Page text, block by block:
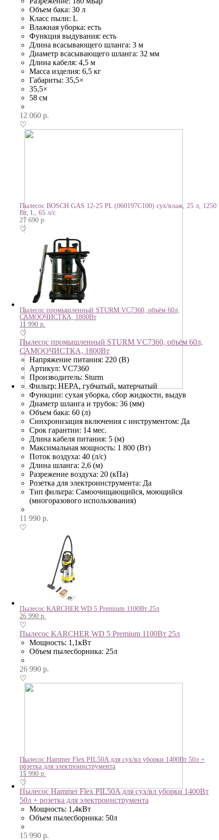
Объем бака: 30 л
Класс пыли: L
Влажная уборка: есть
Функция выдувания: есть
Длина всасывающего шланга: 3 м
Диаметр всасывающего шланга: 32 мм
Длина кабеля: 4,5 м
Масса изделия: 6,5 кг
Габариты: 35,5×
35,5×
58 см
12 060 р.
♡
Пылесос BOSCH GAS 12-25 PL (060197C100) сух/влаж, 25 л, 1250
Вт, L, 65 л/с
27 690 р.
♡
Пылесос промышленный STURM VC7360, объём 60л,
САМООЧИСТКА, 1800Вт
11 990 р.
♡
Пылесос промышленный STURM VC7360, объём 60л,
САМООЧИСТКА, 1800Вт
Напряжение питания: 220 (В)
Артикул: VC7360
Производитель: Sturm
Фильтр: HEPA, губчатый, матерчатый
Функции: сухая уборка, сбор жидкости, выдув
Диаметр шланга и трубок: 36 (мм)
Объем бака: 60 (л)
Синхронизация включения с инструментом: Да
Срок гарантии: 14 мес.
Длина кабеля питания: 5 (м)
Максимальная мощность: 1 800 (Вт)
Поток воздуха: 40 (л/с)
Длина шланга: 2,6 (м)
Разрежение воздуха: 20 (кПа)
Розетка для электроинструмента: Да
Тип фильтра: Самоочищающийся, моющийся
(многоразового использования)
11 990 р.
♡
Пылесос KARCHER WD 5 Premium 1100Вт 25л
26 990 р.
♡
Пылесос KARCHER WD 5 Premium 1100Вт 25л
Мощность: 1,1кВт
Объем пылесборника: 25л
26 990 р.
♡
Пылесос Hammer Flex PIL50A для сух/вл уборки 1400Вт 50л +
розетка для электроинструмента
15 990 р.
♡
Пылесос Hammer Flex PIL50A для сух/вл уборки 1400Вт
50л + розетка для электроинструмента
Мощность: 1,4кВт
Объем пылесборника: 50л
15 990 р.